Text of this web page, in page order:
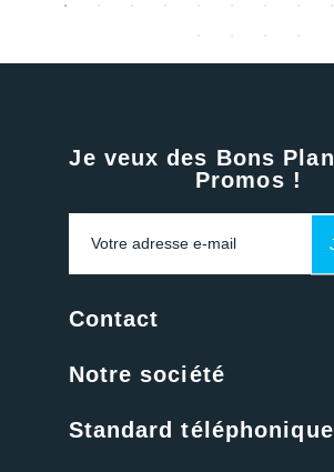
Je veux des Bons
Promos !
Contact
Notre société
Standard téléphonique